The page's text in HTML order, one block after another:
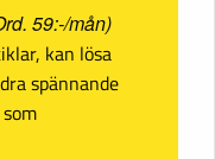
59:-/mån)
kan lösa
spännande